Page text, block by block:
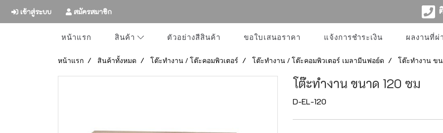
เข้าสู่ระบบ สมัครสมาชิก
หน้าแรก สินค้า ตัวอย่างสีสินค้า ขอใบเสนอราคา แจ้งการชำระเงิน ผลงานที่ผ่
หน้าแรก สินค้าทั้งหมด โต๊ะทำงาน / โต๊ะคอมพิวเตอร์ โต๊ะทำงาน / โต๊ะคอมพิวเตอร์ เมลามีนฟอย์ด โต๊ะทำงาน ข
โต๊ะทำงาน ขนาด 120 ซม
D-EL-120